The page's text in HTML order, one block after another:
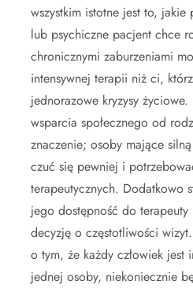
wszystkim istotne jest to,
lub psychiczne pacjent chce
chronicznymi zaburzeniami
intensywnej terapii niż ci,
jednorazowe kryzysy
wsparcia społecznego od
znaczenie; osoby mające
czuć się pewniej i
terapeutycznych. Dodatkowo
jego dostępność do terapeuty
decyzję o częstotliwości
o tym, że każdy człowiek jest
jednej osoby, niekoniecznie